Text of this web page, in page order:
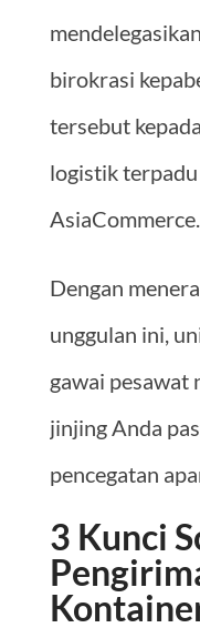
birokrasi
tersebut
logistik
AsiaCommerce.
Dengan
unggulan ini,
gawai pesawat
jinjing Anda
pencegatan
3 Kunci